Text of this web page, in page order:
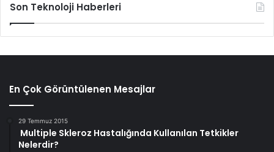
Son Teknoloji Haberleri
En Çok Görüntülenen Mesajlar
29 Temmuz 2015
Multiple Skleroz Hastalığında Kullanılan Tetkikler
Nelerdir?